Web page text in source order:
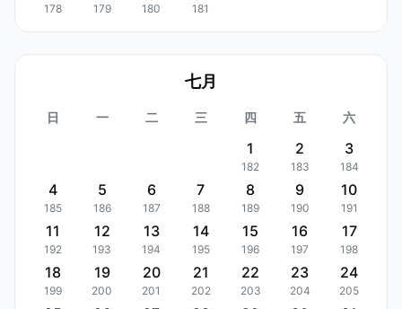
178 179 180 181
七月
日 一 二 三 四 五 六
1
182
2
183
3
184
4
185
5
186
6
187
7
188
8
189
9
190
10
191
11
192
12
193
13
194
14
195
15
196
16
197
17
198
18
199
19
200
20
201
21
202
22
203
23
204
24
205